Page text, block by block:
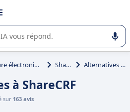
l'utilisation ou la sélection de
Capture électronique de données ShareCRF Alternatives à ShareCRF
à ShareCRF
sur 163 avis